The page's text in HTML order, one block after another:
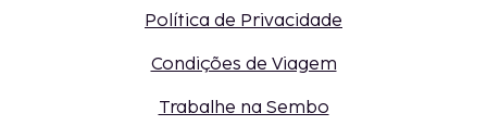
Política de Privacidade
Condições de Viagem
Trabalhe na Sembo